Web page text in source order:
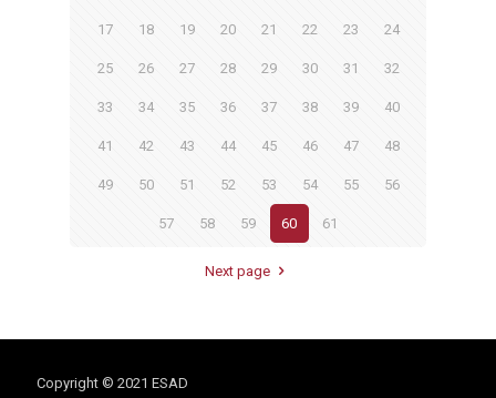
17 18 19 20 21 22 23 24
25 26 27 28 29 30 31 32
33 34 35 36 37 38 39 40
41 42 43 44 45 46 47 48
49 50 51 52 53 54 55 56
57 58 59 60 61
Next page
Copyright © 2021 ESAD